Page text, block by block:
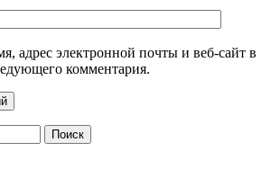
адрес электронной почты и веб-сайт в
комментария.